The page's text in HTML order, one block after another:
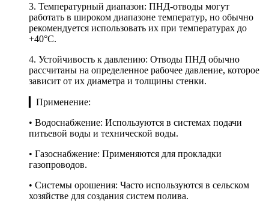
3. Температурный диапазон: ПНД-отводы могут
работать в широком диапазоне температур, но обычно
рекомендуется использовать их при температурах до
+40°C.
4. Устойчивость к давлению: Отводы ПНД обычно
рассчитаны на определенное рабочее давление, которое
зависит от их диаметра и толщины стенки.
▎Применение:
• Водоснабжение: Используются в системах подачи
питьевой воды и технической воды.
• Газоснабжение: Применяются для прокладки
газопроводов.
• Системы орошения: Часто используются в сельском
хозяйстве для создания систем полива.